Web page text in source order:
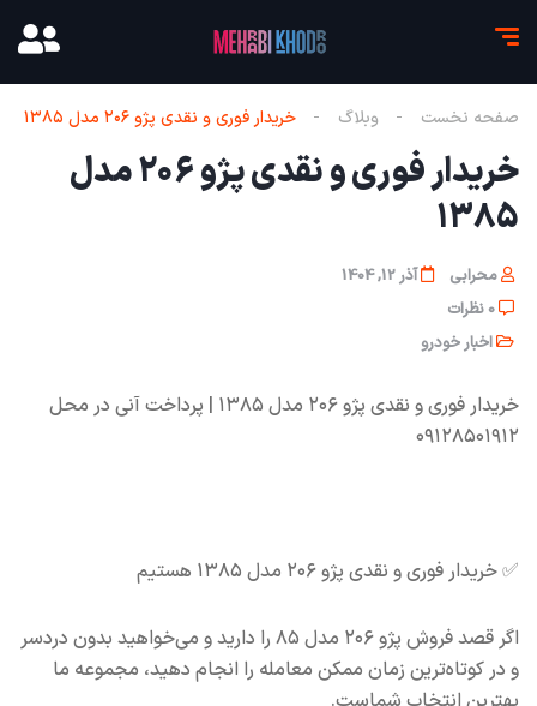
صفحه نخست وبلاگ خریدار فوری و نقدی پژو ۲۰۶ مدل ۱۳۸۵
خریدار فوری و نقدی پژو ۲۰۶ مدل
۱۳۸۵
محرابی
آذر 12, 1404
0 نظرات
اخبار خودرو
خریدار فوری و نقدی پژو ۲۰۶ مدل ۱۳۸۵ | پرداخت آنی در محل
۰۹۱۲۸۵۰۱۹۱۲
✅ خریدار فوری و نقدی پژو ۲۰۶ مدل ۱۳۸۵ هستیم
اگر قصد فروش پژو ۲۰۶ مدل ۸۵ را دارید و می‌خواهید بدون دردسر
و در کوتاه‌ترین زمان ممکن معامله را انجام دهید، مجموعه ما